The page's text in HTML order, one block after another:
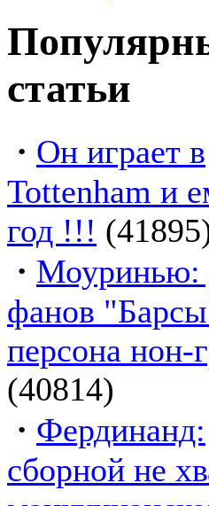
статьи
· Он играет в
Tottenham и
год !!!
· Моуринью:
фанов
персона нон-
(40814)
· Фердинанд:
сборной не